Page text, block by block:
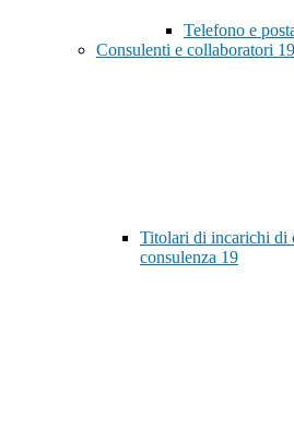
Telefono e
Consulenti e collaboratori 19
Titolari di incarichi di
consulenza 19